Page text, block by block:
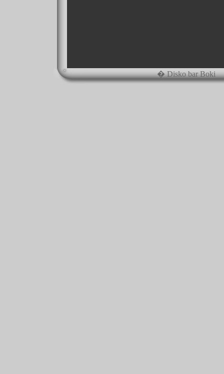
� Disko bar Boki